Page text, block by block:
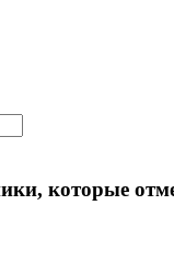
которые